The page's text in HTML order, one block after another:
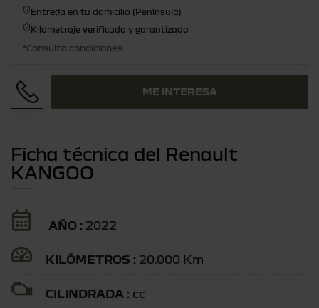
Entrega en tu domicilio (Península)
Kilometraje verificado y garantizado
*Consulta condiciones.
ME INTERESA
Ficha técnica del Renault
KANGOO
AÑO : 2022
KILÓMETROS : 20.000 Km
CILINDRADA : cc